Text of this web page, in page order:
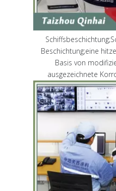
Beschichtung;eine
Basis von
ausgezeichnete